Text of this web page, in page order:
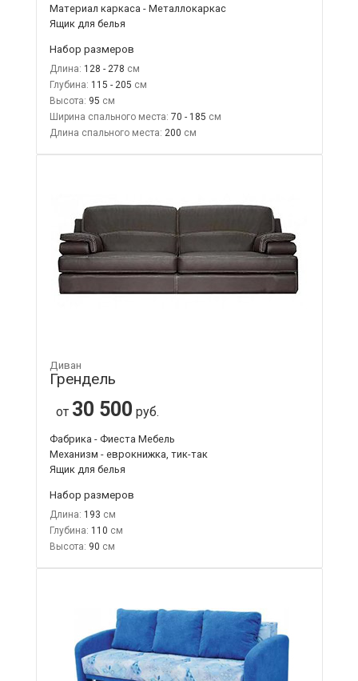
Материал каркаса - Металлокаркас
Ящик для белья
Набор размеров
Длина: 128 - 278
Глубина: 115 - 205
Высота: 95
Ширина спального места: 70 - 185
Длина спального места: 200
Диван
Грендель
от 30 500 руб.
Фабрика - Фиеста Мебель
Механизм - еврокнижка, тик-так
Ящик для белья
Набор размеров
Длина: 193
Глубина: 110
Высота: 90